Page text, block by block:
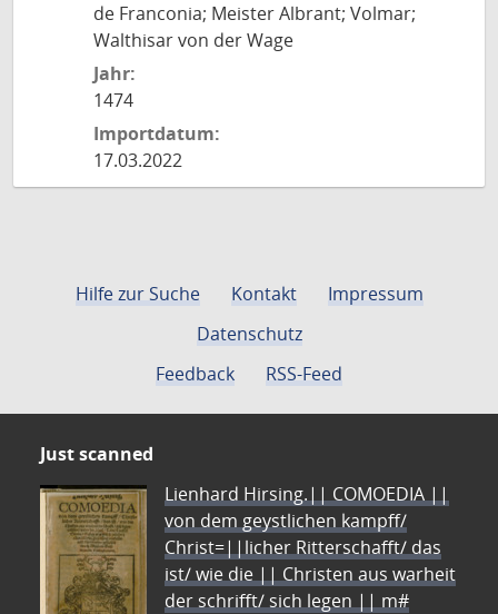
de Franconia; Meister Albrant; Volmar;
Walthisar von der Wage
Jahr:
1474
Importdatum:
17.03.2022
Hilfe zur Suche Kontakt
Impressum
Datenschutz
Feedback
RSS-Feed
Just scanned
Lienhard Hirsing.|| COMOEDIA ||
von dem geystlichen kampff/
Christ=||licher Ritterschafft/ das
ist/ wie die || Christen aus warheit
der schrifft/ sich legen || m#